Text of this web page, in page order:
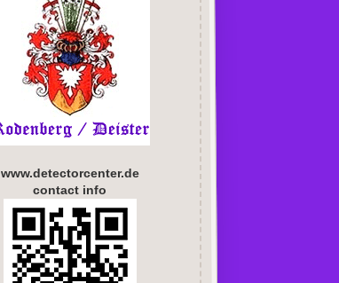
www.detectorcenter.de
contact info